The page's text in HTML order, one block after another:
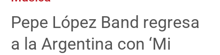
Pepe López Band regresa
a la Argentina con ‘Mi